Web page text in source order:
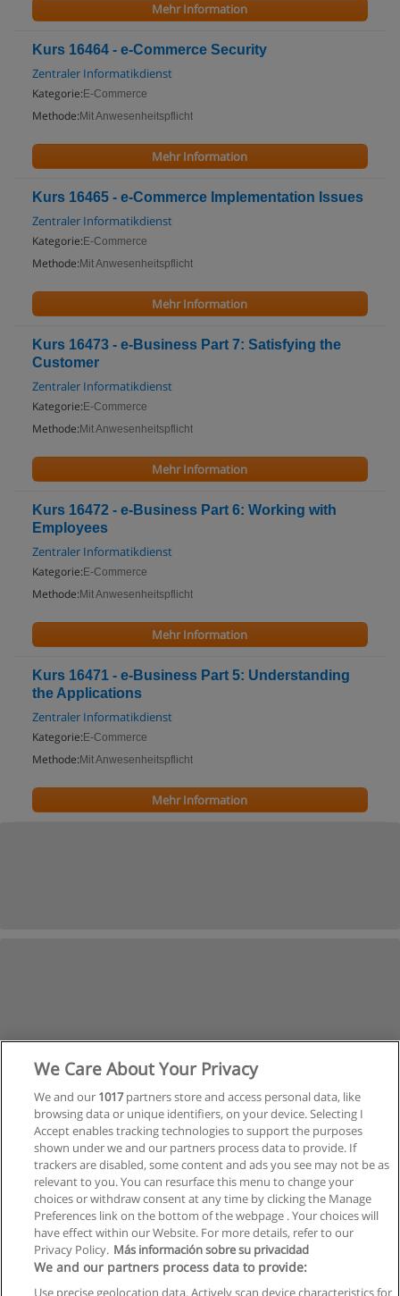
Mehr Information
Kurs 16464 - e-Commerce Security
Zentraler Informatikdienst
Kategorie: E-Commerce
Methode: Mit Anwesenheitspflicht
Mehr Information
Kurs 16465 - e-Commerce Implementation Issues
Zentraler Informatikdienst
Kategorie: E-Commerce
Methode: Mit Anwesenheitspflicht
Mehr Information
Kurs 16473 - e-Business Part 7: Satisfying the
Customer
Zentraler Informatikdienst
Kategorie: E-Commerce
Methode: Mit Anwesenheitspflicht
Mehr Information
Kurs 16472 - e-Business Part 6: Working with
Employees
Zentraler Informatikdienst
Kategorie: E-Commerce
Methode: Mit Anwesenheitspflicht
Mehr Information
Kurs 16471 - e-Business Part 5: Understanding
the Applications
Zentraler Informatikdienst
Kategorie: E-Commerce
Methode: Mit Anwesenheitspflicht
Mehr Information
Vorherige
Nächste
Seite3von4
We Care About Your Privacy
We and our 1017partners store and access personal data, like
browsing data or unique identifiers, on your device. Selecting I
Accept enables tracking technologies to support the purposes
shown under we and our partners process data to provide. If
trackers are disabled, some content and ads you see may not be as
relevant to you. You can resurface this menu to change your
choices or withdraw consent at any time by clicking the Manage
Preferences link on the bottom of the webpage . Your choices will
have effect within our Website. For more details, refer to our
Privacy Policy. Más información sobre su privacidad
We and our partners process data to provide:
Use precise geolocation data. Actively scan device characteristics for